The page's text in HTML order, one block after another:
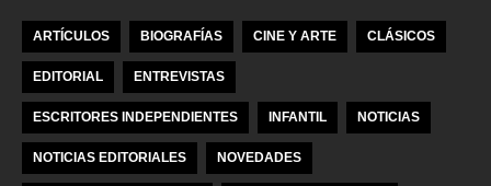
ARTÍCULOS BIOGRAFÍAS CINE Y ARTE CLÁSICOS
EDITORIAL ENTREVISTAS
ESCRITORES INDEPENDIENTES INFANTIL NOTICIAS
NOTICIAS EDITORIALES NOVEDADES